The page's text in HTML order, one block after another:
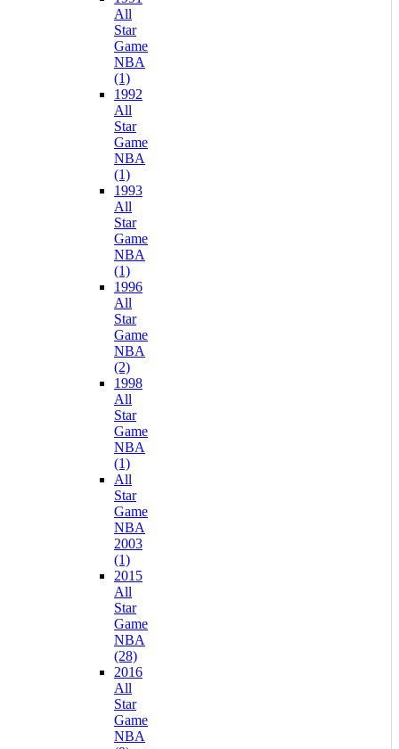
All
Star
Game
NBA
(1)
1992
All
Star
Game
NBA
(1)
1993
All
Star
Game
NBA
(1)
1996
All
Star
Game
NBA
(2)
1998
All
Star
Game
NBA
(1)
All
Star
Game
NBA
2003
(1)
2015
All
Star
Game
NBA
(28)
2016
All
Star
Game
NBA